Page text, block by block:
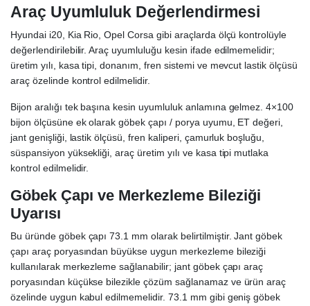
Araç Uyumluluk Değerlendirmesi
Hyundai i20, Kia Rio, Opel Corsa gibi araçlarda ölçü kontrolüyle
değerlendirilebilir. Araç uyumluluğu kesin ifade edilmemelidir;
üretim yılı, kasa tipi, donanım, fren sistemi ve mevcut lastik ölçüsü
araç özelinde kontrol edilmelidir.
Bijon aralığı tek başına kesin uyumluluk anlamına gelmez. 4×100
bijon ölçüsüne ek olarak göbek çapı / porya uyumu, ET değeri,
jant genişliği, lastik ölçüsü, fren kaliperi, çamurluk boşluğu,
süspansiyon yüksekliği, araç üretim yılı ve kasa tipi mutlaka
kontrol edilmelidir.
Göbek Çapı ve Merkezleme Bileziği
Uyarısı
Bu üründe göbek çapı 73.1 mm olarak belirtilmiştir. Jant göbek
çapı araç poryasından büyükse uygun merkezleme bileziği
kullanılarak merkezleme sağlanabilir; jant göbek çapı araç
poryasından küçükse bilezikle çözüm sağlanamaz ve ürün araç
özelinde uygun kabul edilmemelidir. 73.1 mm gibi geniş göbek